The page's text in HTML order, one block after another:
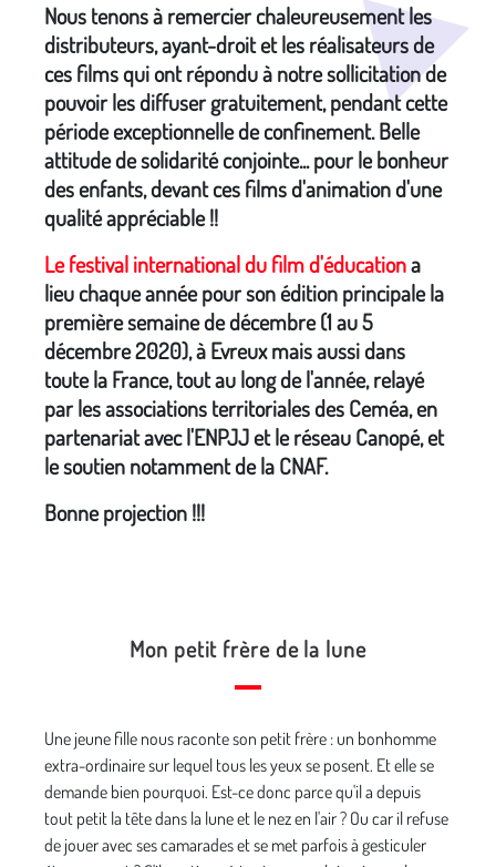
Nous tenons à remercier chaleureusement les
distributeurs, ayant-droit et les réalisateurs de
ces films qui ont répondu à notre sollicitation de
pouvoir les diffuser gratuitement, pendant cette
période exceptionnelle de confinement. Belle
attitude de solidarité conjointe... pour le bonheur
des enfants, devant ces films d'animation d'une
qualité appréciable !!
Le festival international du film d'éducationa
lieu chaque année pour son édition principale la
première semaine de décembre (1 au 5
décembre 2020), à Evreux mais aussi dans
toute la France, tout au long de l'année, relayé
par les associations territoriales des Ceméa, en
partenariat avec l'ENPJJ et le réseau Canopé, et
le soutien notamment de la CNAF.
Bonne projection !!!
Mon petit frère de la lune
Une jeune fille nous raconte son petit frère : un bonhomme
extra-ordinaire sur lequel tous les yeux se posent. Et elle se
demande bien pourquoi. Est-ce donc parce qu'il a depuis
tout petit la tête dans la lune et le nez en l'air ? Ou car il refuse
de jouer avec ses camarades et se met parfois à gesticuler